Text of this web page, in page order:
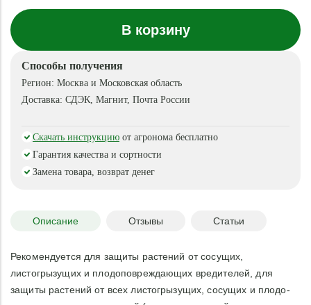
Битоксибациллин вызывает угнетение секреции
пищеварительных ферментов и нарушение функции
кишечника вредителей, ингибирует питание, нарушает
жизнеспособность следующих поколений.
В корзину
Способы получения
Регион: Москва и Московская область
Доставка: СДЭК, Магнит, Почта России
Скачать инструкцию от агронома бесплатно
Гарантия качества и сортности
Замена товара, возврат денег
Описание Отзывы Статьи
Рекомендуется для защиты растений от сосущих,
листогрызущих и плодоповреждающих вредителей, для
защиты растений от всех листогрызущих, сосущих и плодо-